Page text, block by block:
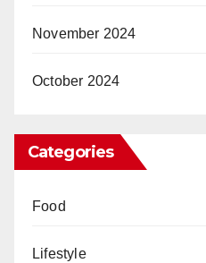
November 2024
October 2024
Categories
Food
Lifestyle